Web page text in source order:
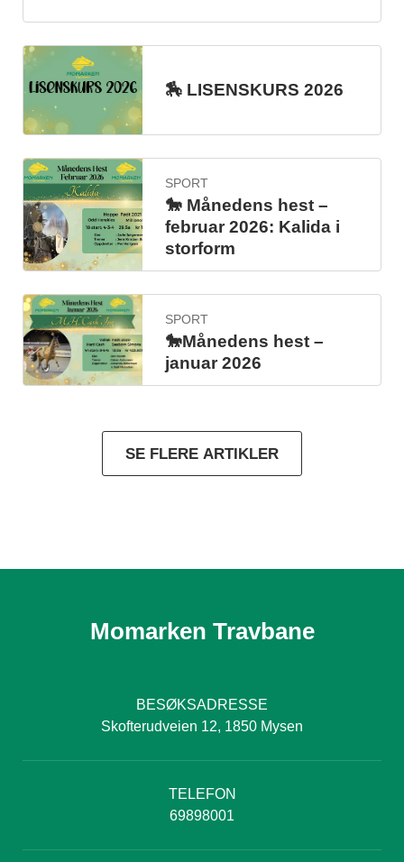
🏇 LISENSKURS 2026
SPORT
🐎 Månedens hest –
februar 2026: Kalida i
storform
SPORT
🐎Månedens hest –
januar 2026
SE FLERE ARTIKLER
Momarken Travbane
BESØKSADRESSE
Skofterudveien 12, 1850 Mysen
TELEFON
69898001